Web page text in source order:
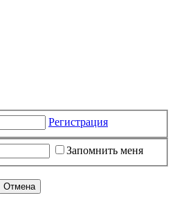
Регистрация
Запомнить меня
Отмена